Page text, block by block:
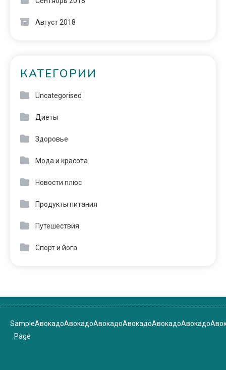
Август 2018
КАТЕГОРИИ
Uncategorised
Диеты
Здоровье
Мода и красота
Новости плюс
Продукты питания
Путешествия
Спорт и йога
Sample
Page
АвокадоАвокадоАвокадоАвокадоАвокадоАвокадо